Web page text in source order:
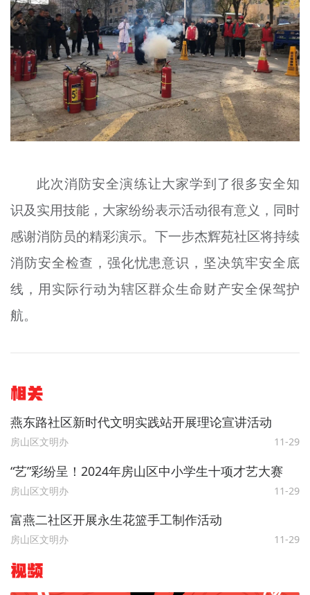
此次消防安全演练让大家学到了很多安全知
识及实用技能，大家纷纷表示活动很有意义，同时
感谢消防员的精彩演示。下一步杰辉苑社区将持续
消防安全检查，强化忧患意识，坚决筑牢安全底
线，用实际行动为辖区群众生命财产安全保驾护
航。
相关
燕东路社区新时代文明实践站开展理论宣讲活动
房山区文明办 11-29
“艺”彩纷呈！2024年房山区中小学生十项才艺大赛
房山区文明办 11-29
富燕二社区开展永生花篮手工制作活动
房山区文明办 11-29
视频